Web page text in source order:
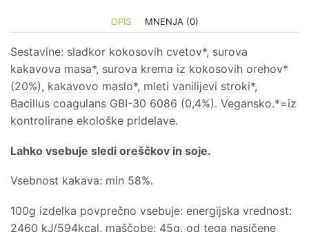
OPIS MNENJA (0)
Sestavine: sladkor kokosovih cvetov*, surova
kakavova masa*, surova krema iz kokosovih orehov*
(20%), kakavovo maslo*, mleti vanilijevi stroki*,
Bacillus coagulans GBI-30 6086 (0,4%). Vegansko.*=iz
kontrolirane ekološke pridelave.
Lahko vsebuje sledi oreščkov in soje.
Vsebnost kakava: min 58%.
100g izdelka povprečno vsebuje: energijska vrednost:
2460 kJ/594kcal, maščobe: 45g, od tega nasičene